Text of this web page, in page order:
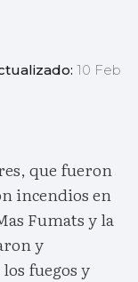
10 Feb
que fueron
incendios en
Fumats y la
y
fuegos y